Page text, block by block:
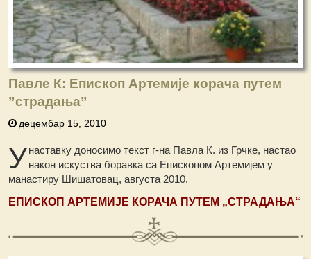
Павле К: Епископ Артемије корача путем
”страдања”
децембар 15, 2010
Унаставку доносимо текст г-на Павла К. из Грчке, настао
након искуства боравка са Епископом Артемијем у
манастиру Шишатовац, августа 2010.
ЕПИСКОП АРТЕМИЈЕ КОРАЧА ПУТЕМ „СТРАДАЊА“